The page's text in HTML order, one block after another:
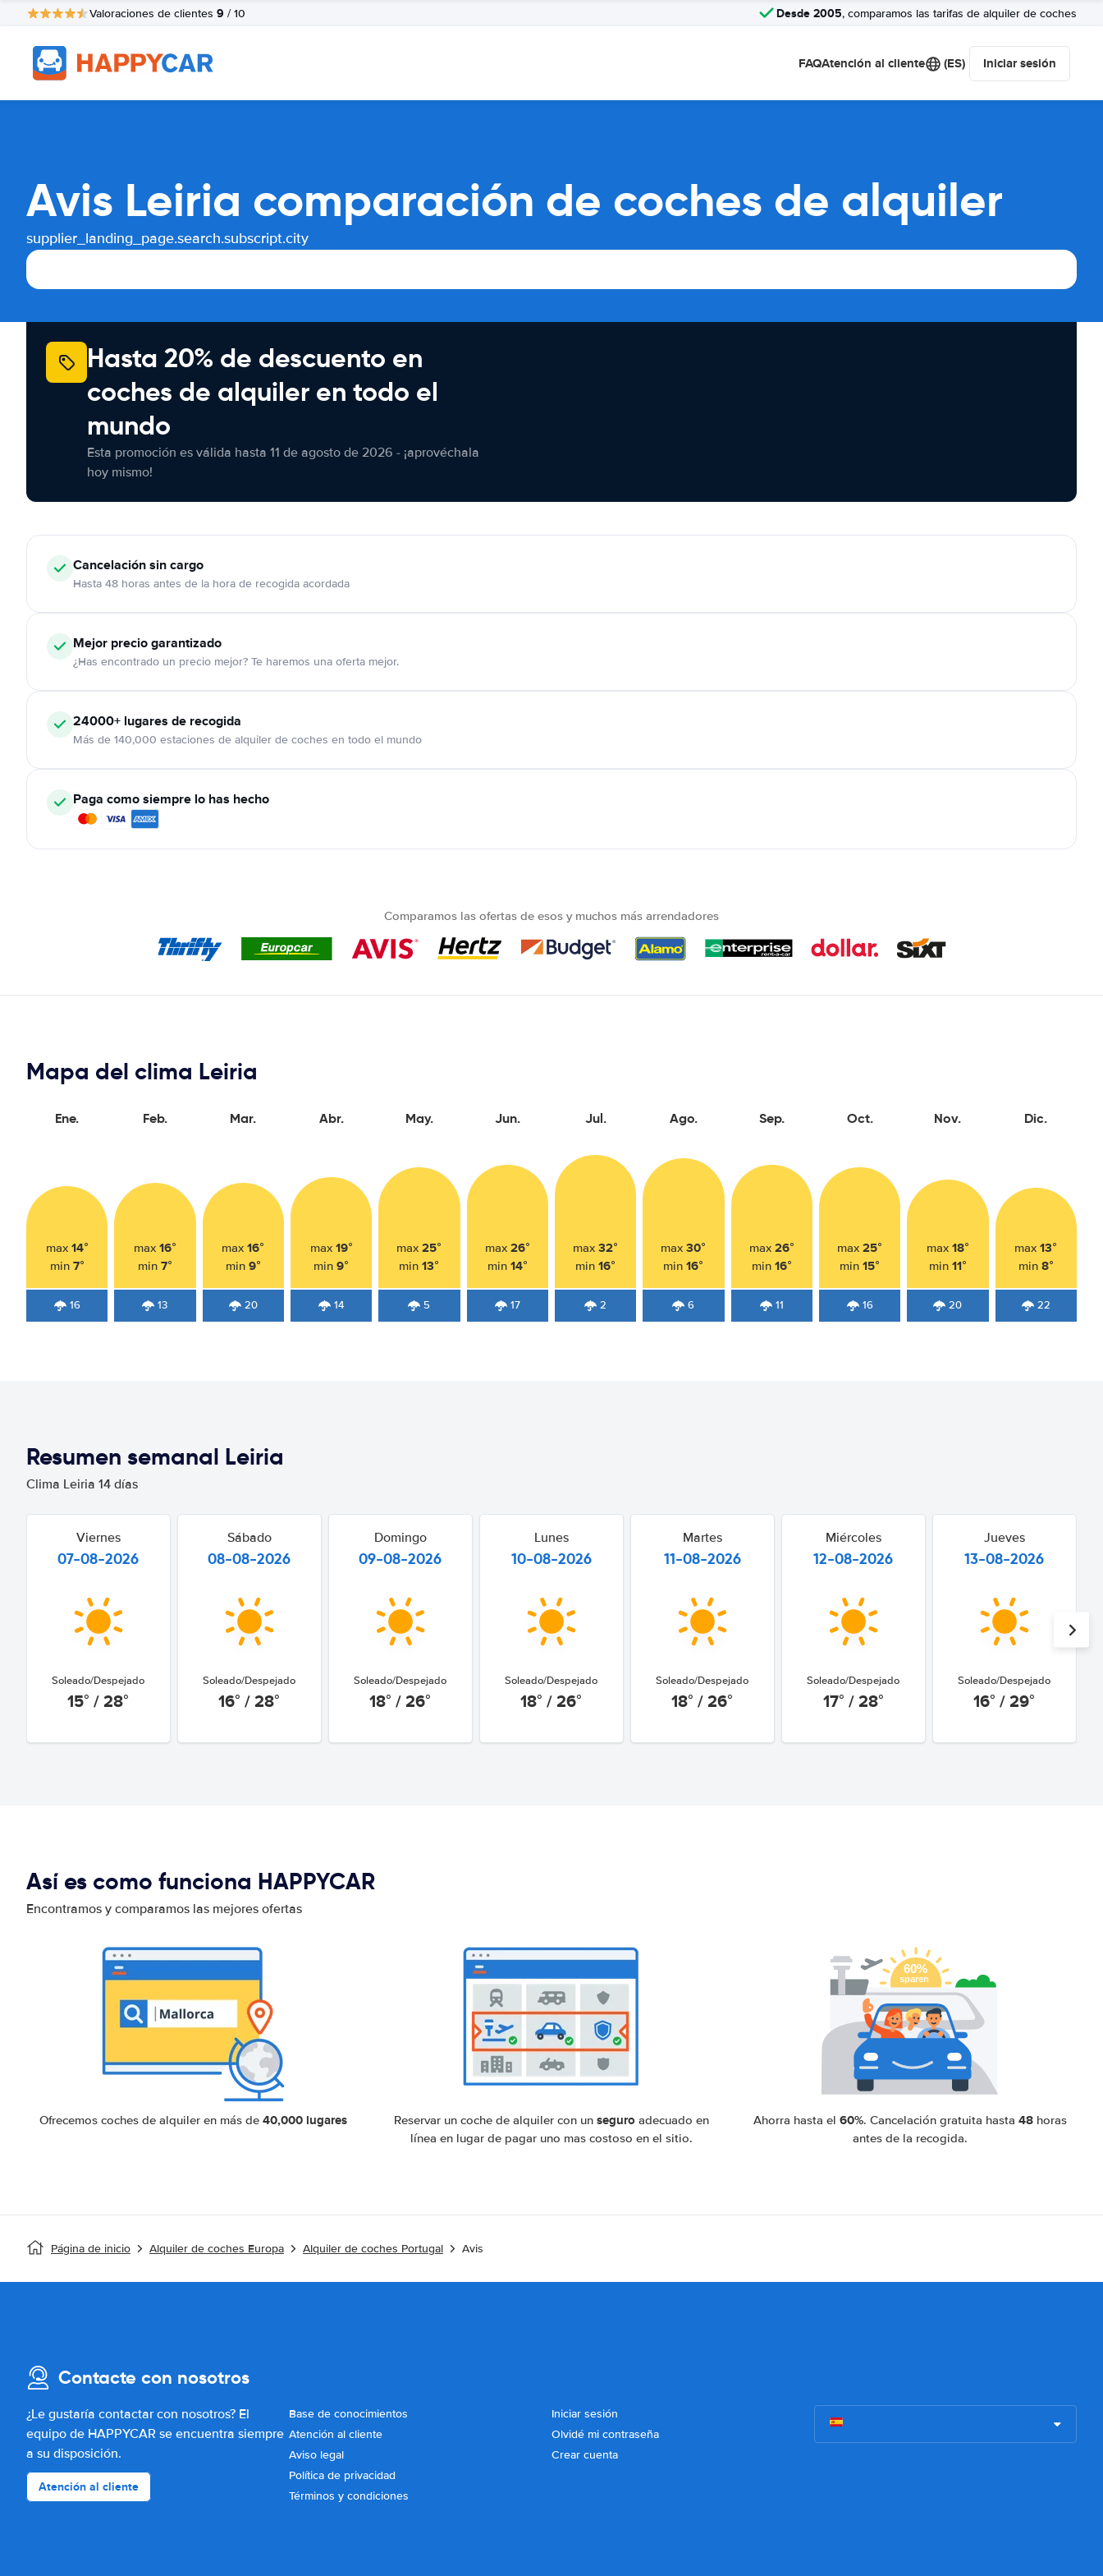
Valoraciones de clientes 9 / 10 Desde 2005, comparamos las tarifas de alquiler de coches
FAQAtención al cliente (ES) Iniciar sesión
Avis Leiria comparación de coches de alquiler
supplier_landing_page.search.subscript.city
Hasta 20% de descuento en
coches de alquiler en todo el
mundo
Esta promoción es válida hasta 11 de agosto de 2026 - ¡aprovéchala
hoy mismo!
Cancelaciónsin cargo
Hasta 48 horas antes de la hora de recogida acordada
Mejor precio garantizado
¿Has encontrado un precio mejor? Te haremos una oferta mejor.
24000+ lugares de recogida
Más de 140,000 estaciones de alquiler de coches en todo el mundo
Paga como siempre lo has hecho
Comparamos las ofertas de esos y muchos más arrendadores
Mapa del clima Leiria
Ene.
max 14°
min 7°
16
Feb.
max 16°
min 7°
13
Mar.
max16°
min 9°
20
Abr.
max 19°
min9°
14
May.
max25°
min13°
5
Jun.
max 26°
min 14°
17
Jul.
max32°
min16°
2
Ago.
max30°
min16°
6
Sep.
max 26°
min 16°
11
Oct.
max25°
min15°
16
Nov.
max 18°
min 11°
20
Dic.
max13°
min 8°
22
Resumen semanal Leiria
Clima Leiria 14 días
Viernes
07-08-2026
Soleado/Despejado
15° / 28°
Sábado
08-08-2026
Soleado/Despejado
16° / 28°
Domingo
09-08-2026
Soleado/Despejado
18° / 26°
Lunes
10-08-2026
Soleado/Despejado
18° / 26°
Martes
11-08-2026
Soleado/Despejado
18° / 26°
Miércoles
12-08-2026
Soleado/Despejado
17° / 28°
Jueves
13-08-2026
Soleado/Despejado
16° / 29°
Así es como funciona HAPPYCAR
Encontramos y comparamos las mejores ofertas
Ofrecemos coches de alquiler en más de 40,000 lugares Reservar un coche de alquiler con un seguro adecuado en
línea en lugar de pagar uno mas costoso en el sitio.
Ahorra hasta el 60%. Cancelación gratuita hasta 48horas
antes de la recogida.
Página de inicio Alquiler de coches Europa Alquiler de coches Portugal Avis
Contacte con nosotros
¿Le gustaría contactar con nosotros? El
equipo de HAPPYCAR se encuentra siempre
a su disposición.
Atención al cliente
Base de conocimientos
Atención al cliente
Aviso legal
Política de privacidad
Términos y condiciones
Iniciar sesión
Olvidé mi contraseña
Crear cuenta